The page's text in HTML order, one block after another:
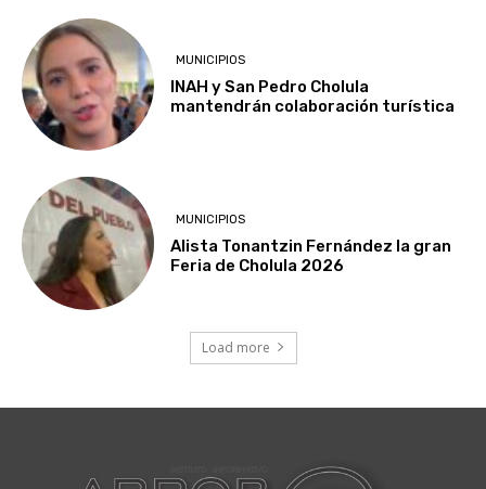
MUNICIPIOS
INAH y San Pedro Cholula
mantendrán colaboración turística
MUNICIPIOS
Alista Tonantzin Fernández la gran
Feria de Cholula 2026
Load more